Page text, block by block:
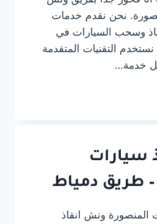
نحن نقدم خدمات
وسحب السيارات في
التقنيات المتقدمة
خدمة…
سيارات
طريق دمياط
المنصورة ونش انقاذ